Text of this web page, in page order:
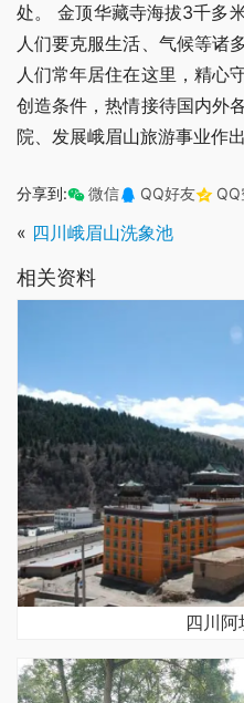
处。 金顶华藏寺海拔3千多
人们要克服生活、气候等诸
人们常年居住在这里，精心
创造条件，热情接待国内外
院、发展峨眉山旅游事业作出
分享到: 微信 QQ好友 QQ
« 四川峨眉山洗象池
相关资料
四川